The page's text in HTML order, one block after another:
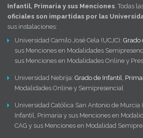
Infantil, Primaria y sus Menciones. Todas
oficiales son impartidas por las
sus instalaciones:
Universidad Camilo José Cela (UCJC): Grado
sus Menciones en Modalidades
sus Menciones en Modalidades Online y
Universidad Nebrija: Grado de Infantil,
Modalidades Online y Semipresencial
Universidad Católica San Antonio de Murcia
Infantil, Primaria y sus Menciones en
CAG y sus Menciones en Modalidad